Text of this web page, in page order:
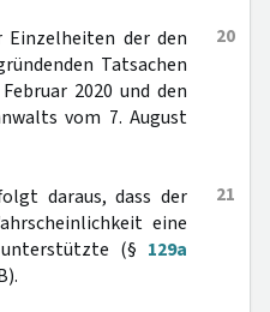
20
der den
Tatsachen
2020 und den
vom 7. August
21
daraus, dass der
eine
(§ 129a